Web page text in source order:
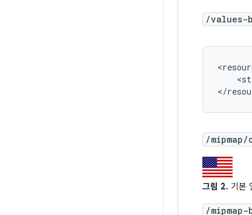
/values-
</
/
그림 2. 기본
/